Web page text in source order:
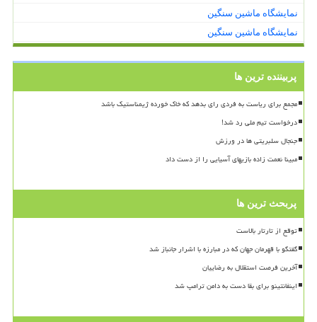
نمایشگاه ماشین سنگین
نمایشگاه ماشین سنگین
پربیننده ترین ها
مجمع برای ریاست به فردی رای بدهد که خاک خورده ژیمناستیک باشد
درخواست تیم ملی رد شد!
جنجال سلبریتی ها در ورزش
مبینا نعمت زاده بازیهای آسیایی را از دست داد
پربحث ترین ها
توقع از تارتار بالاست
گفتگو با قهرمان جهان که در مبارزه با اشرار جانباز شد
آخرین فرصت استقلال به رضاییان
اینفانتینو برای بقا دست به دامن ترامپ شد